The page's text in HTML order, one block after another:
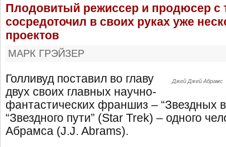
Плодовитый режиссер и продюсер
сосредоточил в своих руках уже
проектов
МАРК ГРЭЙЗЕР
Джей Джей Абрамс
Голливуд поставил во главу
двух своих главных научно-
фантастических франшиз – “Звездных
“Звездного пути” (Star Trek) – одного
Абрамса (J.J. Abrams).